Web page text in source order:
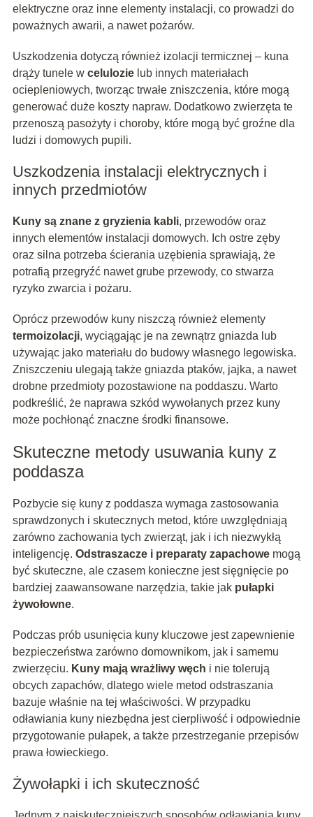
elektryczne oraz inne elementy instalacji, co prowadzi do
poważnych awarii, a nawet pożarów.
Uszkodzenia dotyczą również izolacji termicznej – kuna
drąży tunele w celulozielub innych materiałach
ociepleniowych, tworząc trwałe zniszczenia, które mogą
generować duże koszty napraw. Dodatkowo zwierzęta te
przenoszą pasożyty i choroby, które mogą być groźne dla
ludzi i domowych pupili.
Uszkodzenia instalacji elektrycznych i
innych przedmiotów
Kuny są znane z gryzienia kabli, przewodów oraz
innych elementów instalacji domowych. Ich ostre zęby
oraz silna potrzeba ścierania uzębienia sprawiają, że
potrafią przegryźć nawet grube przewody, co stwarza
ryzyko zwarcia i pożaru.
Oprócz przewodów kuny niszczą również elementy
termoizolacji, wyciągając je na zewnątrz gniazda lub
używając jako materiału do budowy własnego legowiska.
Zniszczeniu ulegają także gniazda ptaków, jajka, a nawet
drobne przedmioty pozostawione na poddaszu. Warto
podkreślić, że naprawa szkód wywołanych przez kuny
może pochłonąć znaczne środki finansowe.
Skuteczne metody usuwania kuny z
poddasza
Pozbycie się kuny z poddasza wymaga zastosowania
sprawdzonych i skutecznych metod, które uwzględniają
zarówno zachowania tych zwierząt, jak i ich niezwykłą
inteligencję. Odstraszacze i preparaty zapachowemogą
być skuteczne, ale czasem konieczne jest sięgnięcie po
bardziej zaawansowane narzędzia, takie jak pułapki
żywołowne.
Podczas prób usunięcia kuny kluczowe jest zapewnienie
bezpieczeństwa zarówno domownikom, jak i samemu
zwierzęciu. Kuny mają wrażliwy węch i nie tolerują
obcych zapachów, dlatego wiele metod odstraszania
bazuje właśnie na tej właściwości. W przypadku
odławiania kuny niezbędna jest cierpliwość i odpowiednie
przygotowanie pułapek, a także przestrzeganie przepisów
prawa łowieckiego.
Żywołapki i ich skuteczność